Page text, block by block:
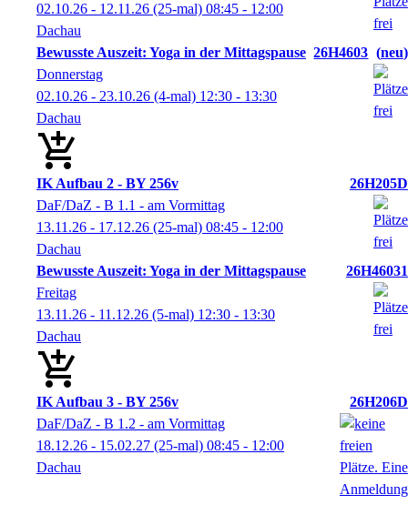
02.10.26 - 12.11.26 (25-mal) 08:45 - 12:00
Dachau
Bewusste Auszeit: Yoga in der Mittagspause 26H4603
neu
Donnerstag
02.10.26 - 23.10.26 (4-mal) 12:30 - 13:30
Dachau
IK Aufbau 2 - BY 256v
26H205D
DaF/DaZ - B 1.1 - am Vormittag
13.11.26 - 17.12.26 (25-mal) 08:45 - 12:00
Dachau
Bewusste Auszeit: Yoga in der Mittagspause
26H46031
Freitag
13.11.26 - 11.12.26 (5-mal) 12:30 - 13:30
Dachau
IK Aufbau 3 - BY 256v
26H206D
DaF/DaZ - B 1.2 - am Vormittag
18.12.26 - 15.02.27 (25-mal) 08:45 - 12:00
Dachau